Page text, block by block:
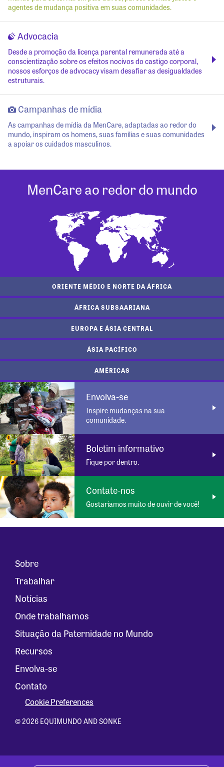
agentes de mudança positiva em suas comunidades.
Advocacia
Desde a promoção da licença parental remunerada até a
conscientização sobre os efeitos nocivos do castigo corporal,
nossos esforços de advocacy visam desafiar as desigualdades
estruturais.
Campanhas de mídia
As campanhas de mídia da MenCare, adaptadas ao redor do
mundo, inspiram os homens, suas famílias e suas comunidades
a apoiar os cuidados masculinos.
MenCare ao redor do mundo
ORIENTE MÉDIO E NORTE DA ÁFRICA
ÁFRICA SUBSAARIANA
EUROPA E ÁSIA CENTRAL
ÁSIA PACÍFICO
AMÉRICAS
Envolva-se
Inspire mudanças na sua
comunidade.
Boletim informativo
Fique por dentro.
Contate-nos
Gostaríamos muito de ouvir de você!
Sobre
Trabalhar
Notícias
Onde trabalhamos
Situação da Paternidade no Mundo
Recursos
Envolva-se
Contato
Cookie Preferences
© 2026 EQUIMUNDO AND SONKE